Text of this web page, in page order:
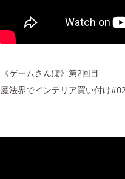
《ゲームさんぽ》第2回目
魔法界でインテリア買い付け